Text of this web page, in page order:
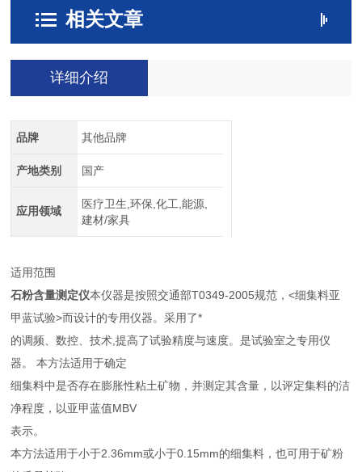
相关文章
详细介绍
品牌 其他品牌
产地类别 国产
应用领域
医疗卫生,环保,化工,能源,
建材/家具
适用范围
石粉含量测定仪本仪器是按照交通部T0349-2005规范，<细集料亚
甲蓝试验>而设计的专用仪器。采用了*
的调频、数控、技术,提高了试验精度与速度。是试验室之专用仪
器。 本方法适用于确定
细集料中是否存在膨胀性粘土矿物，并测定其含量，以评定集料的洁
净程度，以亚甲蓝值MBV
表示。
本方法适用于小于2.36mm或小于0.15mm的细集料，也可用于矿粉